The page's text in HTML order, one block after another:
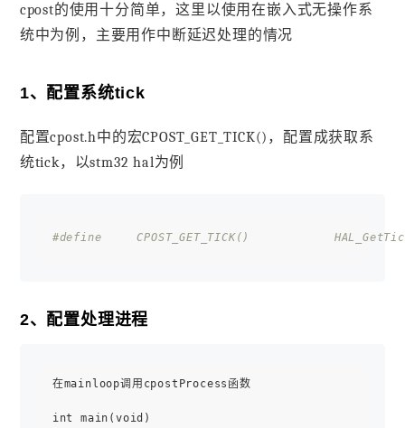
cpost的使用十分简单，这里以使用在嵌入式无操作系
统中为例，主要用作中断延迟处理的情况
1、配置系统tick
配置cpost.h中的宏CPOST_GET_TICK()，配置成获取系
统tick，以stm32 hal为例
#define     CPOST_GET_TICK()
2、配置处理进程
在mainloop调用cpostProcess函数
int main(void)